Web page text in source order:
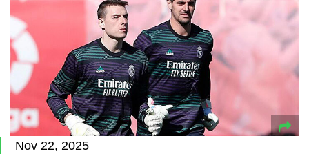
Nov 22, 2025